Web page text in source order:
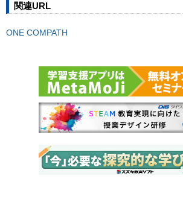
関連URL
ONE COMPATH